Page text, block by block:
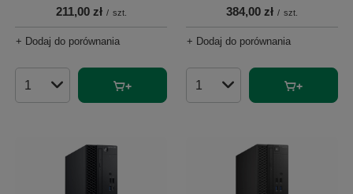
211,00 zł / szt.
+ Dodaj do porównania
Ilość produktów
384,00 zł / szt.
+ Dodaj do porównania
Ilość produktów